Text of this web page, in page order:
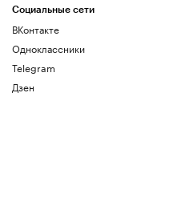
Социальные сети
ВКонтакте
Одноклассники
Telegram
Дзен